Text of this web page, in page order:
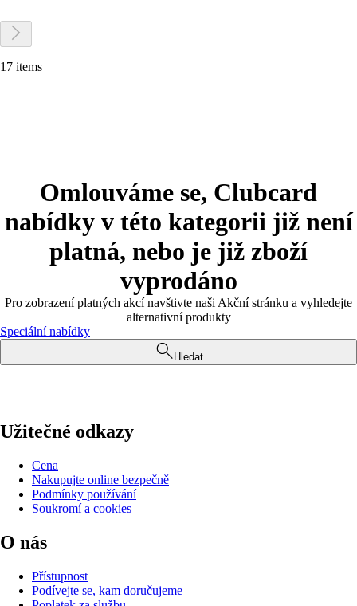
17 items
Omlouváme se, Clubcard
nabídky v této kategorii již není
platná, nebo je již zboží
vyprodáno
Pro zobrazení platných akcí navštivte naši Akční stránku a vyhledejte
alternativní produkty
Speciální nabídky
Hledat
Užitečné odkazy
Cena
Nakupujte online bezpečně
Podmínky používání
Soukromí a cookies
O nás
Přístupnost
Podívejte se, kam doručujeme